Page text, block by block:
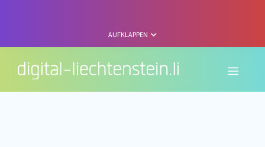
AUFKLAPPEN
Menü